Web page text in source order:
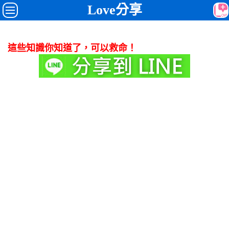
Love分享
這些知識你知道了，可以救命！